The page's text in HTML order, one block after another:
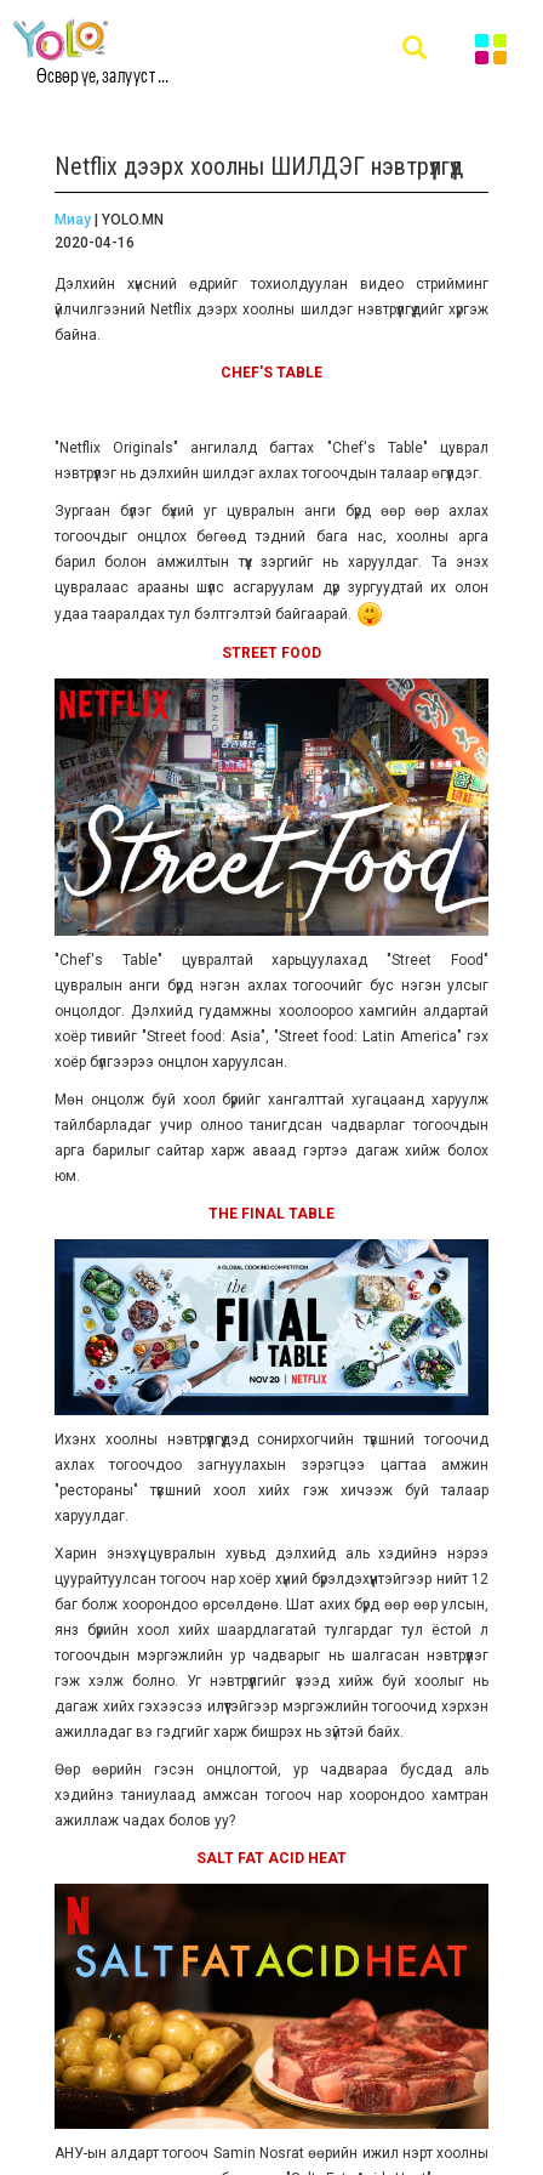
Өсвөр үе, залууст ...
Netflix дээрх хоолны ШИЛДЭГ нэвтрүүлгүүд
Миау| YOLO.MN
2020-04-16
Дэлхийн хүнсний өдрийг тохиолдуулан видео стрийминг
үйлчилгээний Netflix дээрх хоолны шилдэг нэвтрүүлгүүдийг хүргэж
байна.
CHEF'S TABLE
"Netflix Originals" ангилалд багтах "Chef's Table" цуврал
нэвтрүүлэг нь дэлхийн шилдэг ахлах тогоочдын талаар өгүүлдэг.
Зургаан бүлэг бүхий уг цувралын анги бүрд өөр өөр ахлах
тогоочдыг онцлох бөгөөд тэдний бага нас, хоолны арга
барил болон амжилтын түүх зэргийг нь харуулдаг. Та энэхүү
цувралаас арааны шүлс асгаруулам дүр зургуудтай их олон
удаа тааралдах тул бэлтгэлтэй байгаарай.
STREET FOOD
"Chef's Table" цувралтай харьцуулахад"Street Food"
цувралын анги бүрд нэгэн ахлах тогоочийг бус нэгэн улсыг
онцолдог. Дэлхийд гудамжны хоолоороо хамгийн алдартай
хоёр тивийг "Street food: Asia", "Street food: Latin America" гэх
хоёр бүлгээрээ онцлон харуулсан.
Мөн онцолж буй хоол бүрийг хангалттай хугацаанд харуулж
тайлбарладаг учир олноо танигдсан чадварлаг тогоочдын
арга барилыг сайтар харж аваад гэртээ дагаж хийж болох
юм.
THE FINAL TABLE
Ихэнх хоолны нэвтрүүлгүүдэд сонирхогчийн түвшний тогоочид
ахлах тогоочдоо загнуулахын зэрэгцээ цагтаа амжин
"рестораны" түвшний хоол хийх гэж хичээж буй талаар
харуулдаг.
Харин энэхүү цувралын хувьд дэлхийд аль хэдийнэ нэрээ
цуурайтуулсан тогооч нар хоёр хүний бүрэлдэхүүнтэйгээр нийт 12
баг болж хоорондоо өрсөлдөнө. Шат ахих бүрд өөр өөр улсын,
янз бүрийн хоол хийх шаардлагатай тулгардаг тул ёстой л
тогоочдын мэргэжлийн ур чадварыг нь шалгасан нэвтрүүлэг
гэж хэлж болно. Уг нэвтрүүлгийг үзээд хийж буй хоолыг нь
дагаж хийх гэхээсээ илүүтэйгээр мэргэжлийн тогоочид хэрхэн
ажилладаг вэ гэдгийг харж бишрэх нь зүйтэй байх.
Өөр өөрийн гэсэн онцлогтой, ур чадвараа бусдад аль
хэдийнэтаниулаад амжсан тогооч нар хоорондоо хамтран
ажиллаж чадах болов уу?
SALT FAT ACID HEAT
АНУ-ын алдарт тогооч Samin Nosrat өөрийн ижил нэрт хоолны